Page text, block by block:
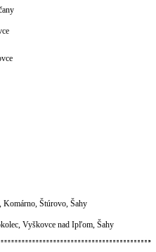
Komárno, Štúrovo, Šahy
Vyškovce nad Ipľom, Šahy